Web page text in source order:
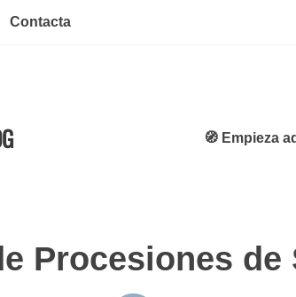
Contacta
🧭 Empieza
Procesiones de